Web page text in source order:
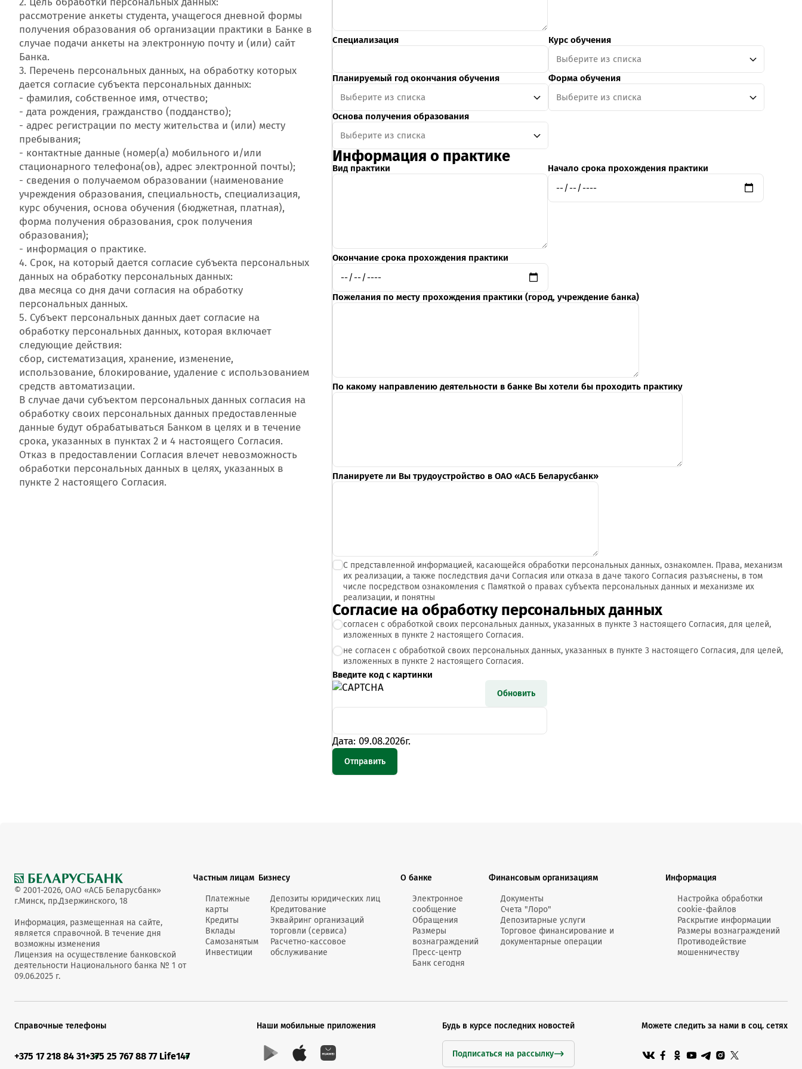
рассмотрение анкеты студента, учащегося дневной формы
получения образования об организации практики в Банке в
случае подачи анкеты на электронную почту и (или) сайт
Банка.
3. Перечень персональных данных, на обработку которых
дается согласие субъекта персональных данных:
- фамилия, собственное имя, отчество;
- дата рождения, гражданство (подданство);
- адрес регистрации по месту жительства и (или) месту
пребывания;
- контактные данные (номер(а) мобильного и/или
стационарного телефона(ов), адрес электронной почты);
- сведения о получаемом образовании (наименование
учреждения образования, специальность, специализация,
курс обучения, основа обучения (бюджетная, платная),
форма получения образования, срок получения
образования);
- информация о практике.
4. Срок, на который дается согласие субъекта персональных
данных на обработку персональных данных:
два месяца со дня дачи согласия на обработку
персональных данных.
5. Субъект персональных данных дает согласие на
обработку персональных данных, которая включает
следующие действия:
сбор, систематизация, хранение, изменение,
использование, блокирование, удаление с использованием
средств автоматизации.
В случае дачи субъектом персональных данных согласия на
обработку своих персональных данных предоставленные
данные будут обрабатываться Банком в целях и в течение
срока, указанных в пунктах 2 и 4 настоящего Согласия.
Отказ в предоставлении Согласия влечет невозможность
обработки персональных данных в целях, указанных в
пункте 2 настоящего Согласия.
Специализация
Курс обучения
Выберите из списка
Планируемый год окончания обучения
Выберите из списка
Форма обучения
Выберите из списка
Основа получения образования
Выберите из списка
Информация о практике
Вид практики Начало срока прохождения практики
Окончание срока прохождения практики
Пожелания по месту прохождения практики (город, учреждение банка)
По какому направлению деятельности в банке Вы хотели бы проходить практику
Планируете ли Вы трудоустройство в ОАО «АСБ Беларусбанк»
С представленной информацией, касающейся обработки персональных данных, ознакомлен. Права, механизм
их реализации, а также последствия дачи Согласия или отказа в даче такого Согласия разъяснены, в том
числе посредством ознакомления с Памяткой о правах субъекта персональных данных и механизме их
реализации, и понятны
Согласие на обработку персональных данных
согласен с обработкой своих персональных данных, указанных в пункте 3 настоящего Согласия, для целей,
изложенных в пункте 2 настоящего Согласия.
не согласен с обработкой своих персональных данных, указанных в пункте 3 настоящего Согласия, для целей,
изложенных в пункте 2 настоящего Согласия.
Введите код с картинки
Обновить
Дата: 09.08.2026г.
© 2001-2026, ОАО «АСБ Беларусбанк»
г.Минск, пр.Дзержинского, 18
Информация, размещенная на сайте,
является справочной. В течение дня
возможны изменения
Лицензия на осуществление банковской
деятельности Национального банка № 1 от
09.06.2025 г.
Частным лицам
Платежные
карты
Кредиты
Вклады
Самозанятым
Инвестиции
Бизнесу
Депозиты юридических лиц
Кредитование
Эквайринг организаций
торговли (сервиса)
Расчетно-кассовое
обслуживание
О банке
Электронное
сообщение
Обращения
Размеры
вознаграждений
Пресс-центр
Банк сегодня
Финансовым организациям
Документы
Счета "Лоро"
Депозитарные услуги
Торговое финансирование и
документарные операции
Информация
Настройка обработки
cookie-файлов
Раскрытие информации
Размеры вознаграждений
Противодействие
мошенничеству
Справочные телефоны
+375 17 218 84 31+375 25 767 88 77 Life147
Наши мобильные приложения Будь в курсе последних новостей
Подписаться на рассылку
Можете следить за нами в соц. сетях